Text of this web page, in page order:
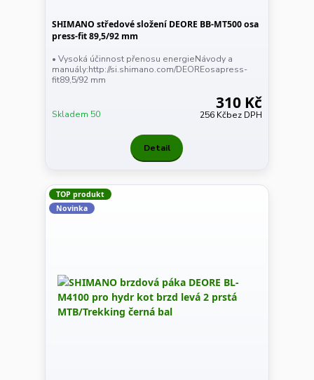
SHIMANO středové složení DEORE BB-MT500 osa
press-fit 89,5/92 mm
• Vysoká účinnost přenosu energieNávody a
manuály:http://si.shimano.com/DEOREosapress-
fit89,5/92 mm
310 Kč
256 Kčbez DPH
Skladem 50
Detail
TOP produkt
Novinka